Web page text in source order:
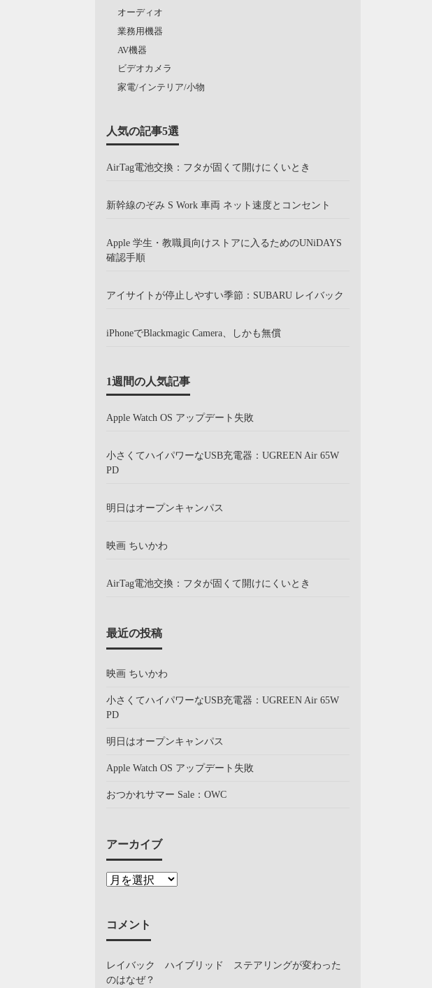
オーディオ
業務用機器
AV機器
ビデオカメラ
家電/インテリア/小物
人気の記事5選
AirTag電池交換：フタが固くて開けにくいとき
新幹線のぞみ S Work 車両 ネット速度とコンセント
Apple 学生・教職員向けストアに入るためのUNiDAYS
確認手順
アイサイトが停止しやすい季節：SUBARU レイバック
iPhoneでBlackmagic Camera、しかも無償
1週間の人気記事
Apple Watch OS アップデート失敗
小さくてハイパワーなUSB充電器：UGREEN Air 65W
PD
明日はオープンキャンパス
映画 ちいかわ
AirTag電池交換：フタが固くて開けにくいとき
最近の投稿
映画 ちいかわ
小さくてハイパワーなUSB充電器：UGREEN Air 65W
PD
明日はオープンキャンパス
Apple Watch OS アップデート失敗
おつかれサマー Sale：OWC
アーカイブ
コメント
レイバック ハイブリッド ステアリングが変わった
のはなぜ？